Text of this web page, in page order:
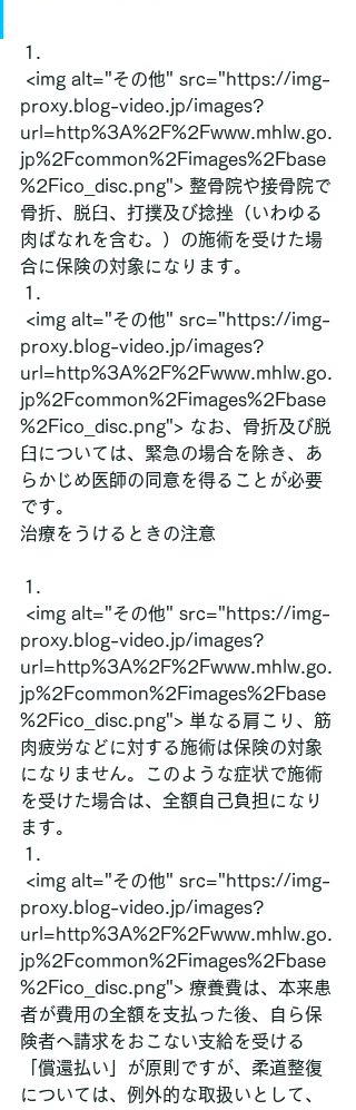
proxy.blog-video.jp/images?
url=http%3A%2F%2Fwww.mhlw.go.
jp%2Fcommon%2Fimages%2Fbase
%2Fico_disc.png"> 整骨院や接骨院で
骨折、脱臼、打撲及び捻挫（いわゆる
肉ばなれを含む。）の施術を受けた場
合に保険の対象になります。
proxy.blog-video.jp/images?
url=http%3A%2F%2Fwww.mhlw.go.
jp%2Fcommon%2Fimages%2Fbase
%2Fico_disc.png"> なお、骨折及び脱
臼については、緊急の場合を除き、あ
らかじめ医師の同意を得ることが必要
です。
治療をうけるときの注意
proxy.blog-video.jp/images?
url=http%3A%2F%2Fwww.mhlw.go.
jp%2Fcommon%2Fimages%2Fbase
%2Fico_disc.png"> 単なる肩こり、筋
肉疲労などに対する施術は保険の対象
になりません。このような症状で施術
を受けた場合は、全額自己負担になり
ます。
proxy.blog-video.jp/images?
url=http%3A%2F%2Fwww.mhlw.go.
jp%2Fcommon%2Fimages%2Fbase
%2Fico_disc.png"> 療養費は、本来患
者が費用の全額を支払った後、自ら保
険者へ請求をおこない支給を受ける
「償還払い」が原則ですが、柔道整復
については、例外的な取扱いとして、